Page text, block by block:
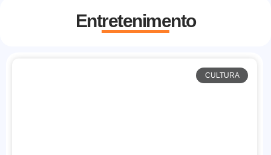
Entretenimento
CULTURA